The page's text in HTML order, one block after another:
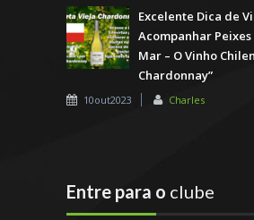
Excelente Dica de
Acompanhar
Mar – O Vinho
Chardonnay”
10out2023 Charles
Entre para o clube